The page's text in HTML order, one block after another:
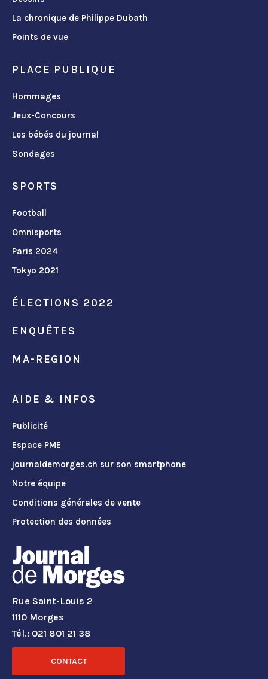
La chronique de Philippe Dubath
Points de vue
PLACE PUBLIQUE
Hommages
Jeux-Concours
Les bébés du journal
Sondages
SPORTS
Football
Omnisports
Paris 2024
Tokyo 2021
ÉLECTIONS 2022
ENQUÊTES
MA-REGION
AIDE & INFOS
Publicité
Espace PME
journaldemorges.ch sur son smartphone
Notre équipe
Conditions générales de vente
Protection des données
Rue Saint-Louis 2
1110 Morges
Tél.: 021 801 21 38
CONTACT